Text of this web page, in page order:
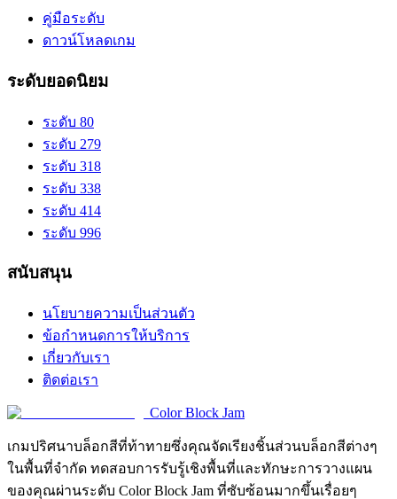
คู่มือระดับ
ดาวน์โหลดเกม
ระดับยอดนิยม
ระดับ 80
ระดับ 279
ระดับ 318
ระดับ 338
ระดับ 414
ระดับ 996
สนับสนุน
นโยบายความเป็นส่วนตัว
ข้อกำหนดการให้บริการ
เกี่ยวกับเรา
ติดต่อเรา
Color Block Jam
เกมปริศนาบล็อกสีที่ท้าทายซึ่งคุณจัดเรียงชิ้นส่วนบล็อกสีต่างๆ
ในพื้นที่จำกัด ทดสอบการรับรู้เชิงพื้นที่และทักษะการวางแผน
ของคุณผ่านระดับ Color Block Jam ที่ซับซ้อนมากขึ้นเรื่อยๆ